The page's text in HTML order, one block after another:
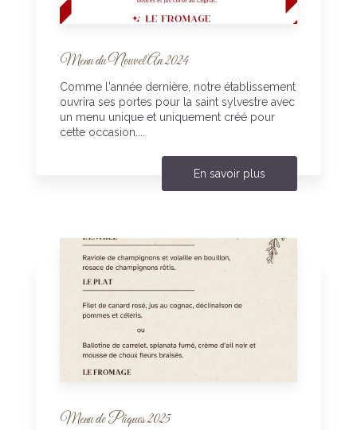
Menu du Nouvel An 2024
Comme l'année dernière, notre établissement
ouvrira ses portes pour la saint sylvestre avec
un menu unique et uniquement créé pour
cette occasion....
En savoir plus
Menu de Pâques 2025